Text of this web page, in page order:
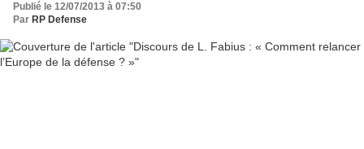
Publié le 12/07/2013 à 07:50
Par RP Defense